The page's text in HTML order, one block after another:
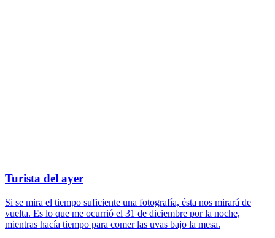
Turista del ayer
Si se mira el tiempo suficiente una fotografía, ésta nos mirará de
vuelta. Es lo que me ocurrió el 31 de diciembre por la noche,
mientras hacía tiempo para comer las uvas bajo la mesa.